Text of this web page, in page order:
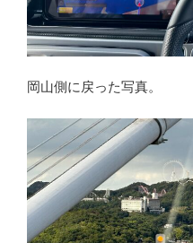
岡山側に戻った写真。